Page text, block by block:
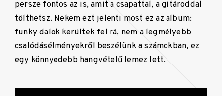
persze fontos az is, amit a csapattal, a gitároddal
tölthetsz. Nekem ezt jelenti most ez az album:
funky dalok kerültek fel rá, nem a legmélyebb
csalódásélményekről beszélünk a számokban, ez
egy könnyedebb hangvételű lemez lett.